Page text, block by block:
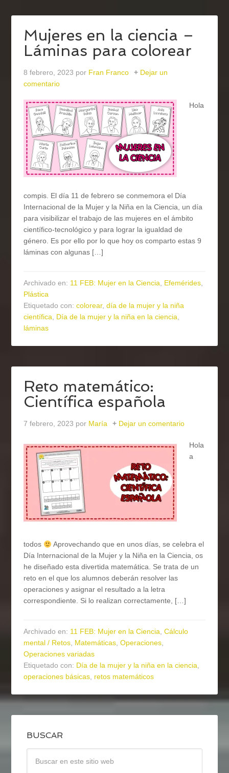
Mujeres en la ciencia –
Láminas para colorear
8 febrero, 2023 por Fran Franco
Dejar un
comentario
Hola
compis. El día 11 de febrero se conmemora el Día
Internacional de la Mujer y la Niña en la Ciencia, un día
para visibilizar el trabajo de las mujeres en el ámbito
científico-tecnológico y para lograr la igualdad de
género. Es por ello por lo que hoy os comparto estas 9
láminas con algunas […]
Archivado en: 11 FEB: Mujer en la Ciencia, Efemérides,
Plástica
Etiquetado con:colorear,día de la mujer y la niña
científica, Día de la mujer y la niña en la ciencia,
láminas
Reto matemático:
Científica española
7 febrero, 2023 por María Dejar un comentario
Hola
a
todos
Aprovechando que en unos días, se celebra el
Día Internacional de la Mujer y la Niña en la Ciencia, os
he diseñado esta divertida matemática. Se trata de un
reto en el que los alumnos deberán resolver las
operaciones y asignar el resultado a la letra
correspondiente. Si lo realizan correctamente, […]
Archivado en: 11 FEB: Mujer en la Ciencia,Cálculo
mental / Retos, Matemáticas,Operaciones,
Operaciones variadas
Etiquetado con: Día de la mujer y la niña en la ciencia,
operaciones básicas, retos matemáticos
BUSCAR